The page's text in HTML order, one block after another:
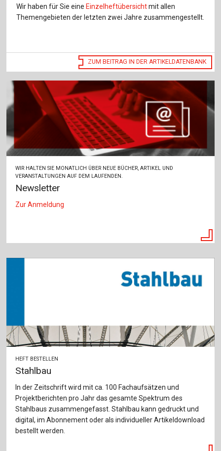
Wir haben für Sie eine Einzelheftübersichtmit allen
Themengebieten der letzten zwei Jahre zusammengestellt.
ZUM BEITRAG IN DER ARTIKELDATENBANK
WIR HALTEN SIE MONATLICH ÜBER NEUE BÜCHER, ARTIKEL UND
VERANSTALTUNGEN AUF DEM LAUFENDEN.
Newsletter
Zur Anmeldung
HEFT BESTELLEN
Stahlbau
In der Zeitschrift wird mit ca. 100 Fachaufsätzen und
Projektberichten pro Jahr das gesamte Spektrum des
Stahlbaus zusammengefasst. Stahlbau kann gedruckt und
digital, im Abonnement oder als individueller Artikeldownload
bestellt werden.